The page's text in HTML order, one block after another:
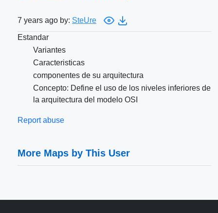
7 years ago by: SteUre
Estandar
Variantes
Caracteristicas
componentes de su arquitectura
Concepto: Define el uso de los niveles inferiores de
la arquitectura del modelo OSI
Report abuse
More Maps by This User